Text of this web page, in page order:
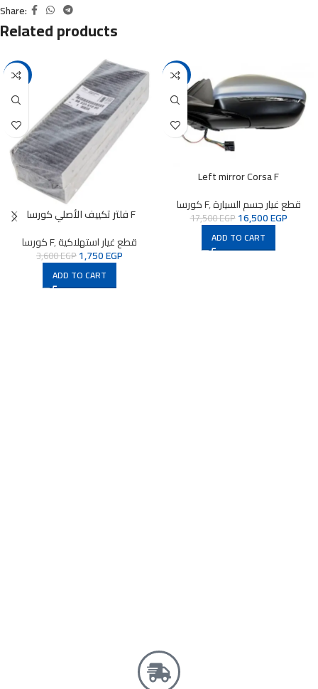
Share:
Related products
-51%
فلتر تكييف الأصلي كورسا F
كورسا F,قطع غيار استهلاكية
3,600EGP1,750EGP
ADD TO CART
-6%
Left mirror Corsa F
كورسا F,قطع غيار جسم السيارة
17,500EGP16,500EGP
ADD TO CART